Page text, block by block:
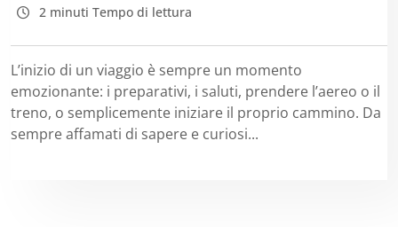
2 minuti Tempo di lettura
L’inizio di un viaggio è sempre un momento
emozionante: i preparativi, i saluti, prendere l’aereo o il
treno, o semplicemente iniziare il proprio cammino. Da
sempre affamati di sapere e curiosi...